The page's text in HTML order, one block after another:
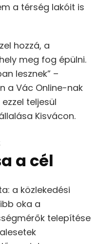
a térség lakóit is
hozzá, a
meg fog épülni.
lesznek” –
a Vác Online-nak
teljesül
Kisvácon.
a cél
a közlekedési
oka a
telepítése